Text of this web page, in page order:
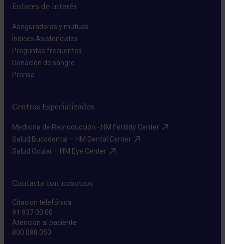
Enlaces de interés
Aseguradoras y mutuas​
Índices Asistenciales​
Preguntas frecuentes​
Donación de sangre​
Prensa​
Centros Especializados
Medicina de Reproducción - HM Fertility Center​
Salud Bucodental – HM Dental Center​
Salud Ocular – HM Eye Center​
Contacta con nosotros
Citación telefónica
91 937 00 00
Atención al paciente
800 088 050